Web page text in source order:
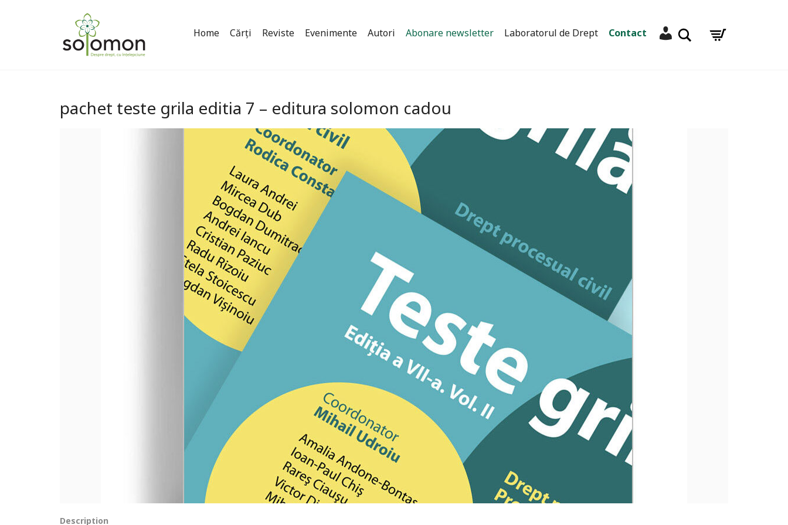
Home Cărți Reviste Evenimente Autori Abonare newsletter Laboratorul de Drept Contact Contul meuCaută
pachet teste grila editia 7 – editura solomon cadou
Description